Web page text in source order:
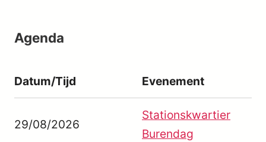
Agenda
Datum/Tijd Evenement
29/08/2026
Stationskwartier
Burendag